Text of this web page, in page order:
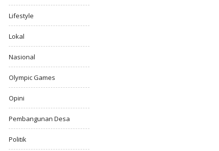
Lifestyle
Lokal
Nasional
Olympic Games
Opini
Pembangunan Desa
Politik